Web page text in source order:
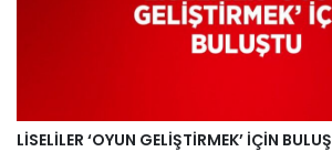
LİSELİLER ‘OYUN GELİŞTİRMEK’ İÇİN